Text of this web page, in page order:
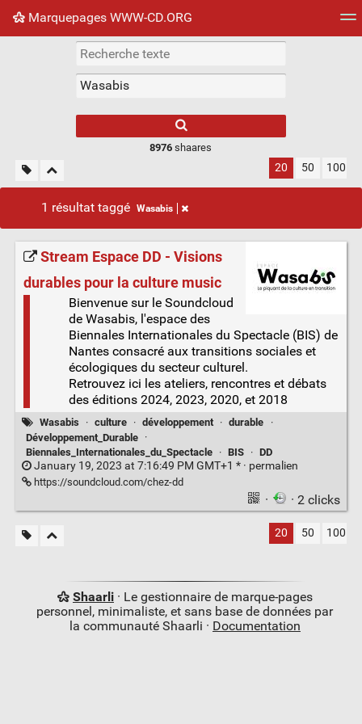
Marquepages WWW-CD.ORG
Nuage de tags Mur d'images
8976 shaares
20 50 100
1 résultat taggé Wasabis
Stream Espace DD - Visions
durables pour la culture music
Bienvenue sur le Soundcloud
de Wasabis, l'espace des
Biennales Internationales du Spectacle (BIS) de
Nantes consacré aux transitions sociales et
écologiques du secteur culturel.
Retrouvez ici les ateliers, rencontres et débats
des éditions 2024, 2023, 2020, et 2018
Wasabis · culture · développement · durable
·
Développement_Durable
·
Biennales_Internationales_du_Spectacle
· BIS · DD
January 19, 2023 at 7:16:49 PM GMT+1 * · permalien
https://soundcloud.com/chez-dd
· · 2 clicks
20 50 100
Shaarli· Le gestionnaire de marque-pages
personnel, minimaliste, et sans base de données par
la communauté Shaarli · Documentation